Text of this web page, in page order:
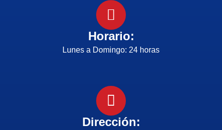
Horario:
Lunes a Domingo: 24 horas
Dirección: